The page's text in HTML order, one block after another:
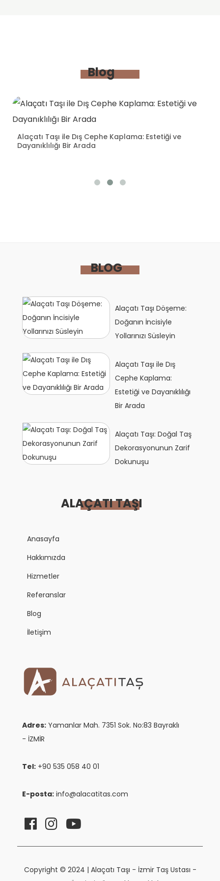
Blog
Alaçatı Taşı: Doğal Taş Dekorasyonunun Zarif
Dokunuşu
BLOG
Alaçatı Taşı Döşeme:
Doğanın İncisiyle
Yollarınızı Süsleyin
Alaçatı Taşı ile Dış
Cephe Kaplama:
Estetiği ve Dayanıklılığı
Bir Arada
Alaçatı Taşı: Doğal Taş
Dekorasyonunun Zarif
Dokunuşu
ALAÇATI TAŞI
Anasayfa
Hakkımızda
Hizmetler
Referanslar
Blog
İletişim
Adres: Yamanlar Mah. 7351 Sok. No:83 Bayraklı
- İZMİR
Tel: +90 535 058 40 01
E-posta: info@alacatitas.com
Copyright © 2024 | Alaçatı Taşı - İzmir Taş Ustası -